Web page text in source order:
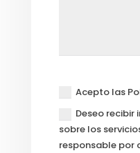
Acepto las
Deseo
sobre los
responsable por